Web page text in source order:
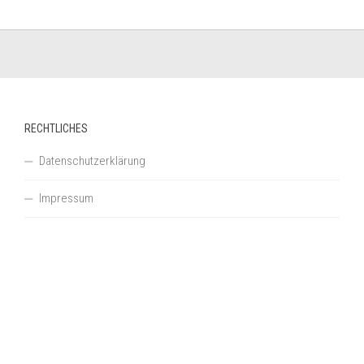
RECHTLICHES
Datenschutzerklärung
Impressum